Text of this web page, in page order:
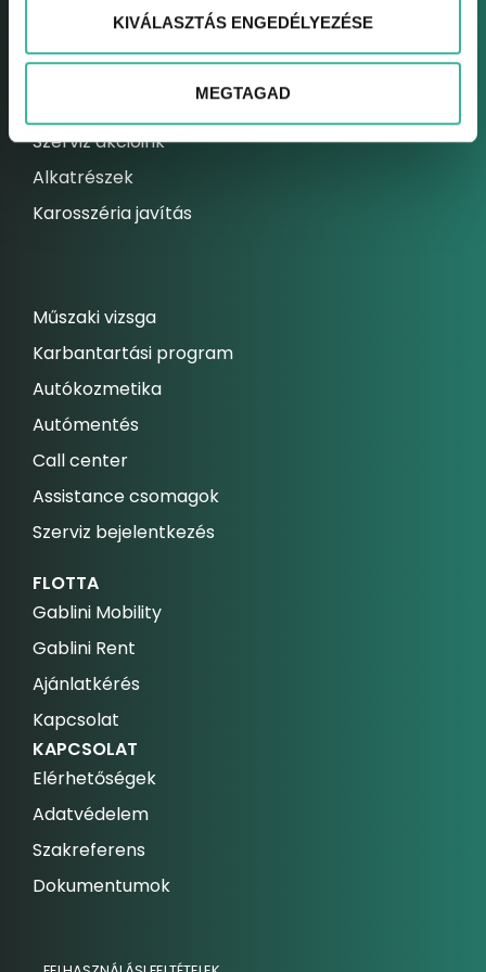
KIVÁLASZTÁS ENGEDÉLYEZÉSE
MEGTAGAD
Elektromos autó szerviz
Kárrendezési centrum
Állandó szolgáltatásaink
Szerviz akcióink
Alkatrészek
Karosszéria javítás
Műszaki vizsga
Karbantartási program
Autókozmetika
Autómentés
Call center
Assistance csomagok
Szerviz bejelentkezés
FLOTTA
Gablini Mobility
Gablini Rent
Ajánlatkérés
Kapcsolat
KAPCSOLAT
Elérhetőségek
Adatvédelem
Szakreferens
Dokumentumok